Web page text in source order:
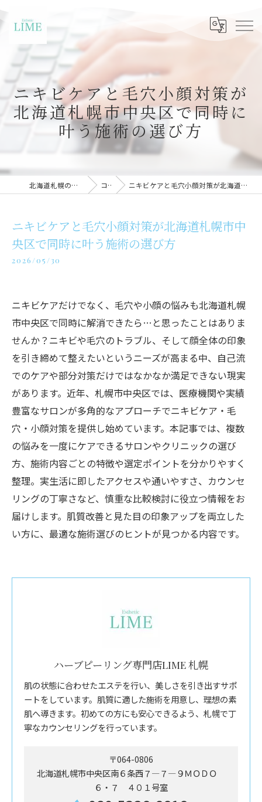
ニキビケアと毛穴小顔対策が
北海道札幌市中央区で同時に
叶う施術の選び方
北海道札幌のエステならLIME札幌 コラム ニキビケアと毛穴小顔対策が北海道札幌市中央区で同時に叶う施術の選び方
ニキビケアと毛穴小顔対策が北海道札幌市中
央区で同時に叶う施術の選び方
2026/05/30
ニキビケアだけでなく、毛穴や小顔の悩みも北海道札幌
市中央区で同時に解消できたら…と思ったことはありま
せんか？ニキビや毛穴のトラブル、そして顔全体の印象
を引き締めて整えたいというニーズが高まる中、自己流
でのケアや部分対策だけではなかなか満足できない現実
があります。近年、札幌市中央区では、医療機関や実績
豊富なサロンが多角的なアプローチでニキビケア・毛
穴・小顔対策を提供し始めています。本記事では、複数
の悩みを一度にケアできるサロンやクリニックの選び
方、施術内容ごとの特徴や選定ポイントを分かりやすく
整理。実生活に即したアクセスや通いやすさ、カウンセ
リングの丁寧さなど、慎重な比較検討に役立つ情報をお
届けします。肌質改善と見た目の印象アップを両立した
い方に、最適な施術選びのヒントが見つかる内容です。
ハーブピーリング専門店LIME 札幌
肌の状態に合わせたエステを行い、美しさを引き出すサポ
ートをしています。肌質に適した施術を用意し、理想の素
肌へ導きます。初めての方にも安心できるよう、札幌で丁
寧なカウンセリングを行っています。
〒064-0806
北海道札幌市中央区南６条西７―７―９ＭＯＤＯ
６・７ ４０１号室